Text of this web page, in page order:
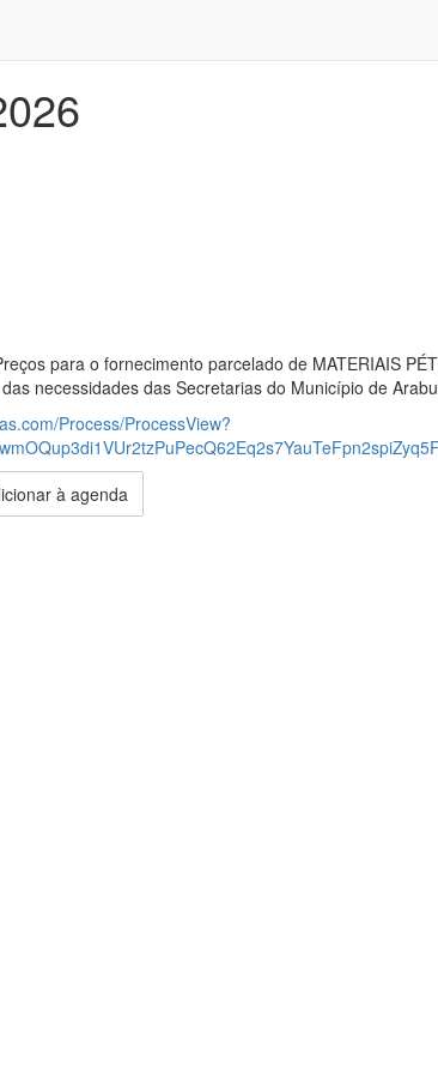
para o fornecimento parcelado de MATERIAIS
necessidades das Secretarias do Município de
Process/ProcessView?
à agenda